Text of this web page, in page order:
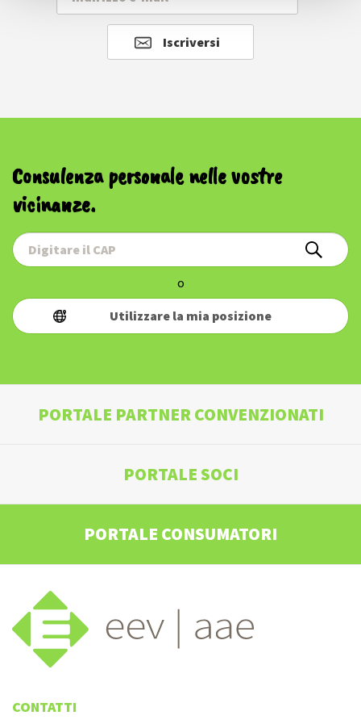
Iscriversi
Consulenza personale nelle vostre
vicinanze.
o
Utilizzare la mia posizione
PORTALE PARTNER CONVENZIONATI
PORTALE SOCI
PORTALE CONSUMATORI
CONTATTI